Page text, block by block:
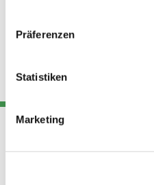
Präferenzen
Statistiken
Marketing
Adresse